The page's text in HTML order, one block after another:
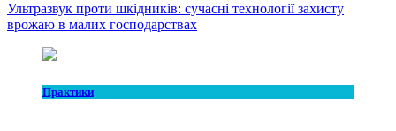
Ультразвук проти шкідників: сучасні технології захисту
врожаю в малих господарствах
Практики